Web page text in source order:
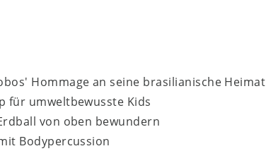
Hommage an seine brasilianische Heimat
für umweltbewusste Kids
von oben bewundern
Bodypercussion